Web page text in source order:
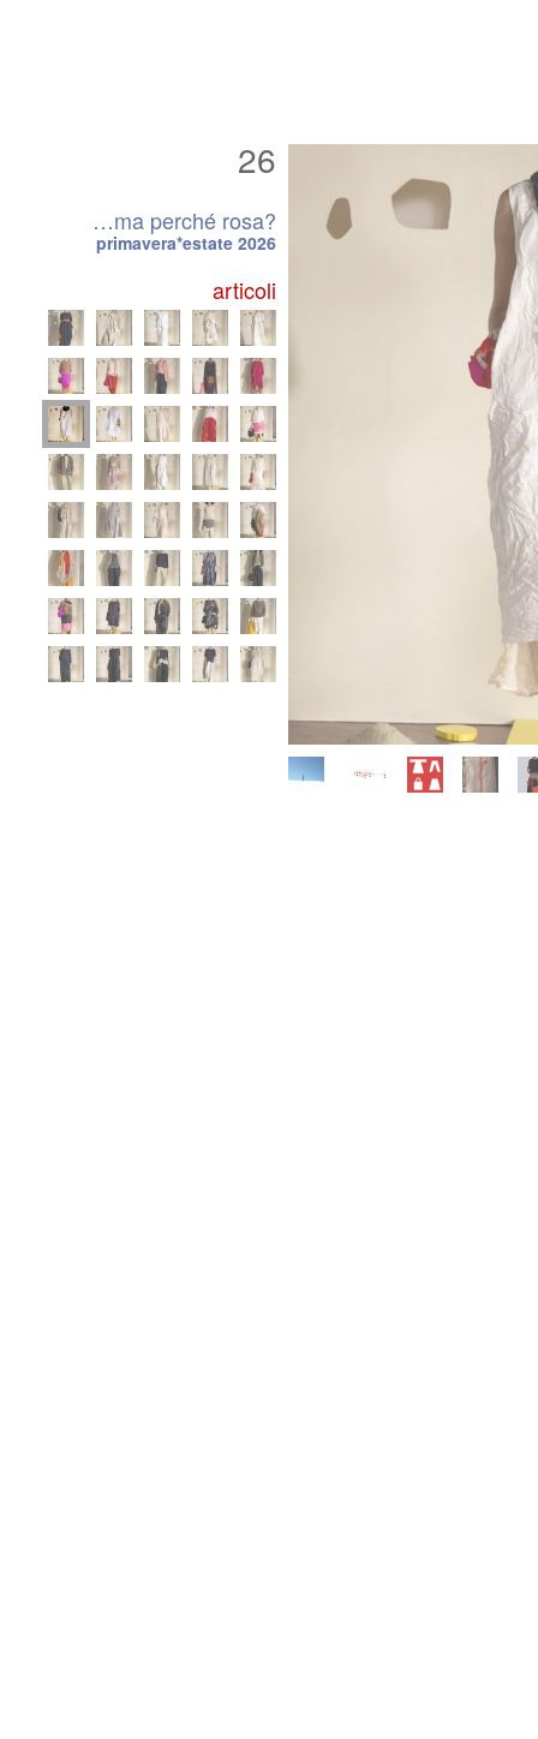
26
…ma perché rosa?
primavera*estate 2026
articoli